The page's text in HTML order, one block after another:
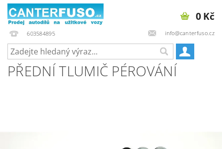
603584895 info@canterfuso.cz
0 Kč
PŘEDNÍ TLUMIČ PÉROVÁNÍ